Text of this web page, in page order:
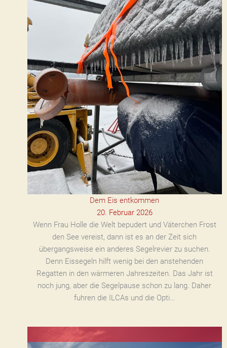
Dem Eis entkommen
20. Februar 2026
Wenn Frau Holle die Welt bepudert und Väterchen Frost
den See vereist, dann ist es an der Zeit sich
übergangsweise ein anderes Segelrevier zu suchen.
Denn Eissegeln hilft wenig bei den anstehenden
Regatten in den wärmeren Jahreszeiten. Das Jahr ist
noch jung, aber die Segelpause schon zu lang. Daher
fuhren die ILCAs und die Opti…